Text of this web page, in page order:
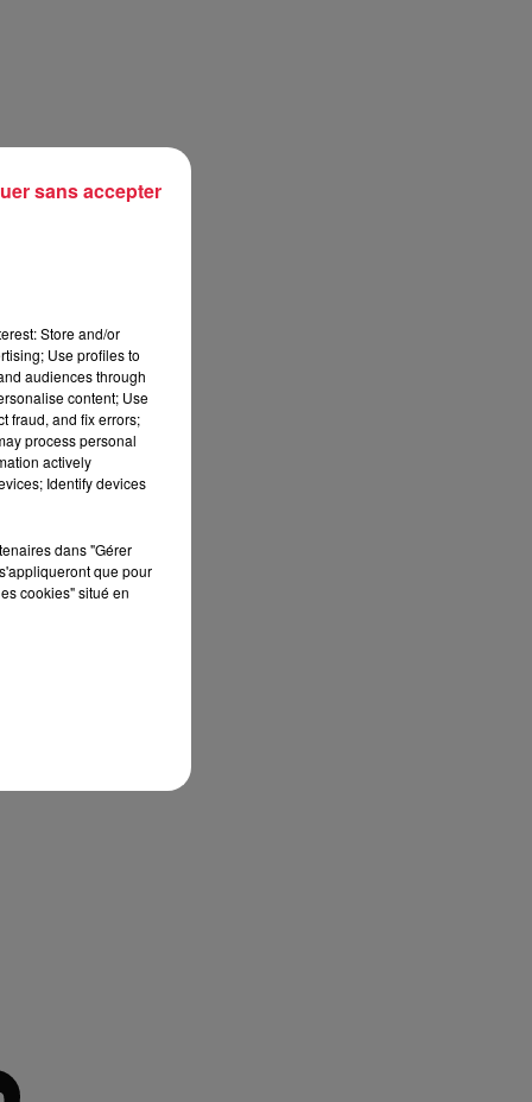
Store and/or
Use profiles to
audiences through
content; Use
fraud, and fix errors;
process personal
actively
Identify devices
dans "Gérer
que pour
cookies" situé en
sans accepter